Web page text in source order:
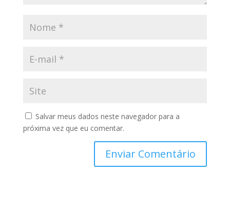
Salvar meus dados neste navegador para a
próxima vez que eu comentar.